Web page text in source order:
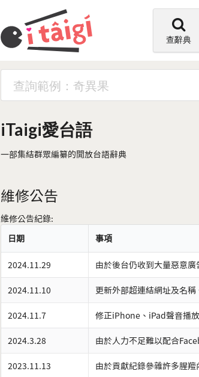
查辭典
iTaigi愛台語
一部集結群眾編纂的開放台語辭典
維修公告
維修公告紀錄:
日期
事項
2024.11.29 由於後台仍收到大量惡意
2024.11.10 更新外部超連結網址及名稱
2024.11.7 修正iPhone、iPad聲音播
2024.3.28 由於人力不足難以配合
2023.11.13 由於貢獻紀錄參雜許多腥